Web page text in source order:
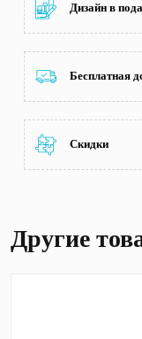
Дизайн в
Бесплатная
Скидки
Другие